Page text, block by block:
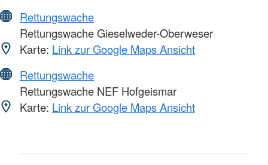
Rettungswache
Rettungswache Gieselweder-Oberweser
Karte: Link zur Google Maps Ansicht
Rettungswache
Rettungswache NEF Hofgeismar
Karte: Link zur Google Maps Ansicht